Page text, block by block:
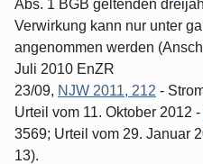
Abs. 1 BGB geltenden
Verwirkung kann nur unter
angenommen werden
Juli 2010 EnZR
23/09, NJW 2011, 212 -
Urteil vom 11. Oktober 2012 -
3569; Urteil vom 29. Januar
13).